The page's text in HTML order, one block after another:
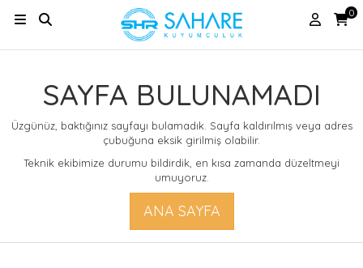
0
SAYFA BULUNAMADI
Üzgünüz, baktığınız sayfayı bulamadık. Sayfa kaldırılmış veya adres
çubuğuna eksik girilmiş olabilir.
Teknik ekibimize durumu bildirdik, en kısa zamanda düzeltmeyi
umuyoruz.
ANA SAYFA